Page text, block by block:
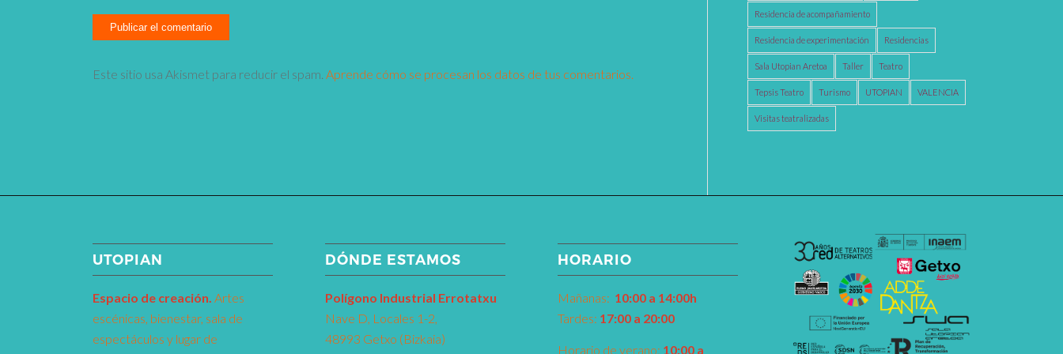
Este sitio usa Akismet para reducir el spam.Aprende cómo se procesan los datos de tus comentarios.
Residencia de acompañamiento
Residencia de experimentación Residencias
Sala Utopian Aretoa Taller Teatro
Tepsis Teatro Turismo UTOPIAN VALENCIA
Visitas teatralizadas
UTOPIAN
Espacio de creación.Artes
escénicas, bienestar, sala de
espectáculos y lugar de
DÓNDE ESTAMOS
Polígono Industrial Errotatxu
Nave D, Locales 1-2,
48993 Getxo (Bizkaia)
HORARIO
Mañanas: 10:00 a 14:00h
Tardes: 17:00 a 20:00
Horario de verano: 10:00 a